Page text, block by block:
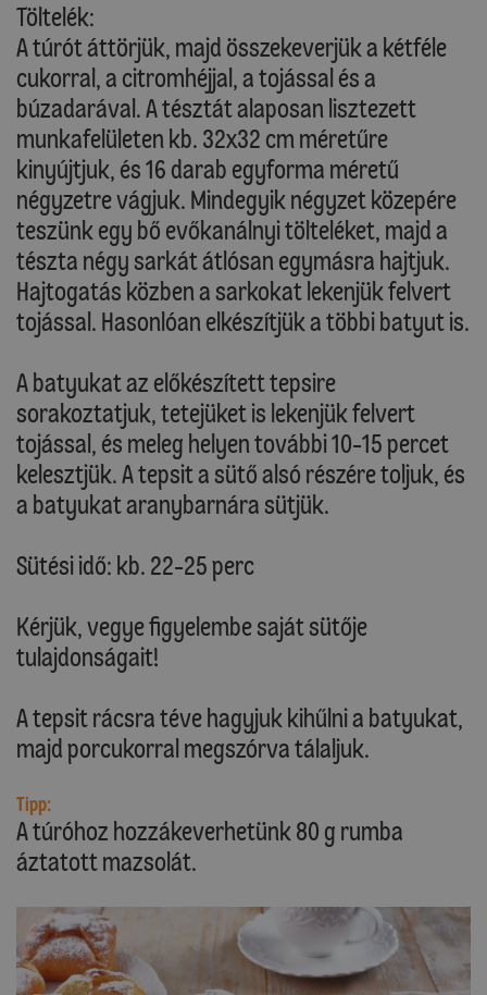
Töltelék:
A túrót áttörjük, majd összekeverjük a kétféle
cukorral, a citromhéjjal, a tojással és a
búzadarával. A tésztát alaposan lisztezett
munkafelületen kb. 32x32 cm méretűre
kinyújtjuk, és 16 darab egyforma méretű
négyzetre vágjuk. Mindegyik négyzet közepére
teszünk egy bő evőkanálnyi tölteléket, majd a
tészta négy sarkát átlósan egymásra hajtjuk.
Hajtogatás közben a sarkokat lekenjük felvert
tojással. Hasonlóan elkészítjük a többi batyut is.
A batyukat az előkészített tepsire
sorakoztatjuk, tetejüket is lekenjük felvert
tojással, és meleg helyen további 10-15 percet
kelesztjük. A tepsit a sütő alsó részére toljuk, és
a batyukat aranybarnára sütjük.
Sütési idő: kb. 22-25 perc
Kérjük, vegye figyelembe saját sütője
tulajdonságait!
A tepsit rácsra téve hagyjuk kihűlni a batyukat,
majd porcukorral megszórva tálaljuk.
Tipp:
A túróhoz hozzákeverhetünk 80 g rumba
áztatott mazsolát.